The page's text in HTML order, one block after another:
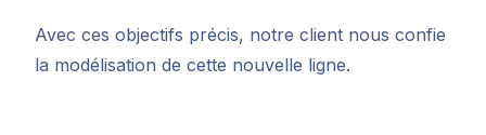
Avec ces objectifs précis, notre client nous confie
la modélisation de cette nouvelle ligne.